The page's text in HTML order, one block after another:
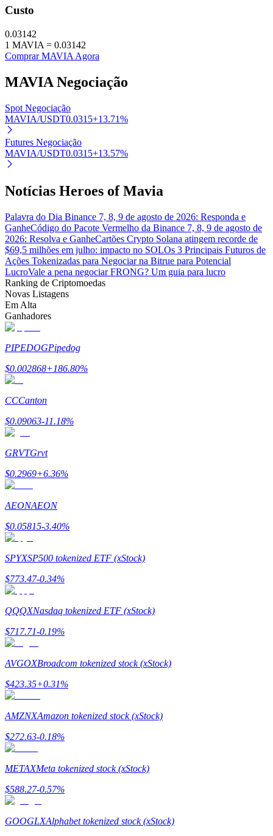
Investimento Automático
Obtenha lucro a longo prazo e interesses flexíveis
Aprenda como ganhar renda passiva
Bitrue
AI
Parceiros Bitrue
Afiliados Bitrue
Até 65% de comissões!
Indicação
Convide um amigo para receber recompensas em dinheiro
Deposit CASHCAT & Win
Deposit CASHCAT & Win
Share 500000 CASHCAT prize pool
Custo
0.03142
1 MAVIA = 0.03142
Comprar MAVIA Agora
MAVIA Negociação
Spot Negociação
MAVIA/USDT0.0315+13.71%
Futures Negociação
MAVIA/USDT0.0315+13.57%
Notícias Heroes of Mavia
Palavra do Dia Binance 7, 8, 9 de agosto de 2026: Responda e
GanheCódigo do Pacote Vermelho da Binance 7, 8, 9 de agosto de
2026: Resolva e GanheCartões Crypto Solana atingem recorde de
$69,5 milhões em julho: impacto no SOLOs 3 Principais Futuros de
Ações Tokenizadas para Negociar na Bitrue para Potencial
LucroVale a pena negociar FRONG? Um guia para lucro
Ranking de Criptomoedas
Novas Listagens
Em Alta
Ganhadores
PIPEDOGPipedog
$0.002868+186.80%
CCCanton
$0.09063-11.18%
GRVTGrvt
$0.2969+6.36%
AEONAEON
$0.05815-3.40%
SPYXSP500 tokenized ETF (xStock)
$773.47-0.34%
QQQXNasdaq tokenized ETF (xStock)
$717.71-0.19%
AVGOXBroadcom tokenized stock (xStock)
$423.35+0.31%
AMZNXAmazon tokenized stock (xStock)
$272.63-0.18%
METAXMeta tokenized stock (xStock)
$588.27-0.57%
GOOGLXAlphabet tokenized stock (xStock)